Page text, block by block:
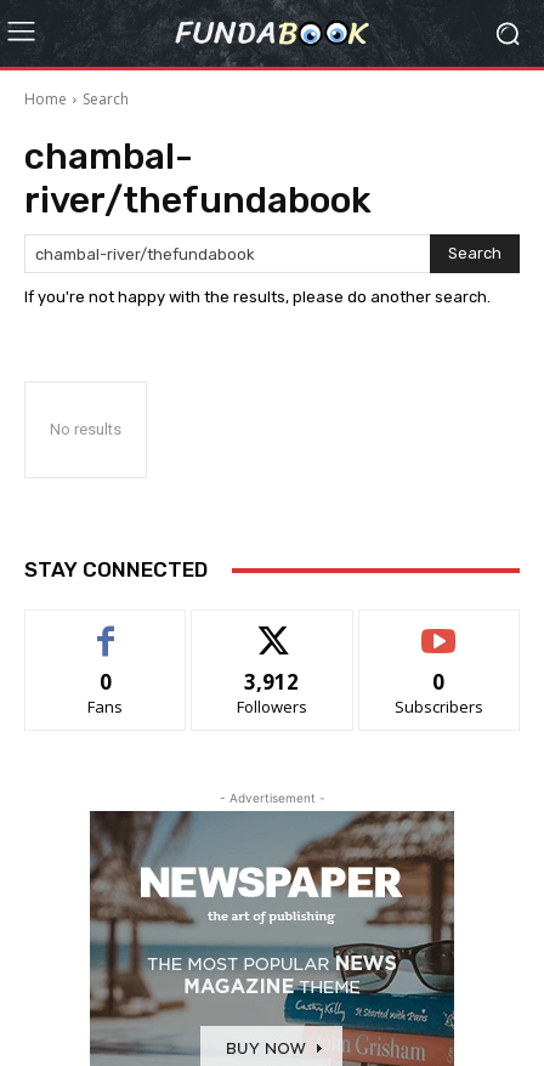
Home Search
chambal-
river/thefundabook
Search
If you're not happy with the results, please do another search.
No results
STAY CONNECTED
0
Fans
3,912
Followers
0
Subscribers
- Advertisement -